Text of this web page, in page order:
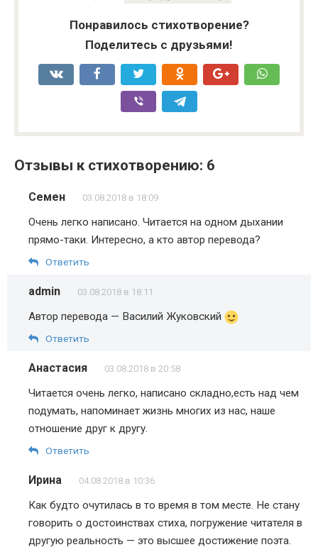
Понравилось стихотворение?
Поделитесь с друзьями!
Отзывы к стихотворению: 6
Семен 03.08.2018 в 18:09
Очень легко написано. Читается на одном дыхании
прямо-таки. Интересно, а кто автор перевода?
Ответить
admin 03.08.2018 в 18:11
Автор перевода — Василий Жуковский
Ответить
Анастасия 03.08.2018 в 20:58
Читается очень легко, написано складно,есть над чем
подумать, напоминает жизнь многих из нас, наше
отношение друг к другу.
Ответить
Ирина 04.08.2018 в 10:36
Как будто очутилась в то время в том месте. Не стану
говорить о достоинствах стиха, погружение читателя в
другую реальность — это высшее достижение поэта.